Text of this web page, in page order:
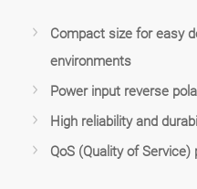
Compact size for easy
environments
Power input reverse
High reliability and
QoS (Quality of